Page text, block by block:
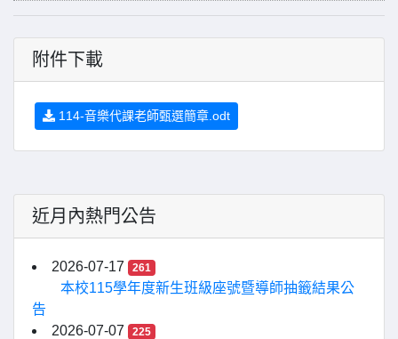
附件下載
114-音樂代課老師甄選簡章.odt
近月內熱門公告
2026-07-17 261
本校115學年度新生班級座號暨導師抽籤結果公
告
2026-07-07
225